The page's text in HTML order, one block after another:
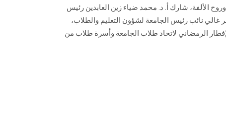
الألفة، شارك أ. د. محمد ضياء زين العابدين رئيس
نائب رئيس الجامعة لشؤون التعليم والطلاب،
حفل الإفطار الرمضاني لاتحاد طلاب الجامعة وأسرة طلاب من